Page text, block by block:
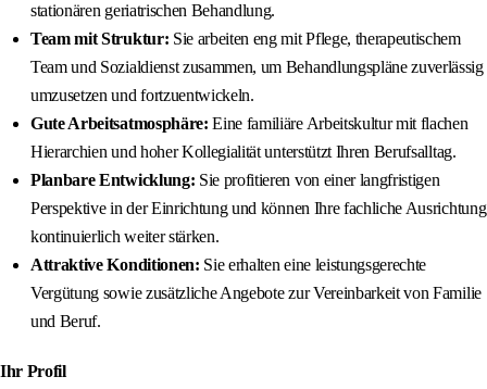
stationären geriatrischen Behandlung.
Team mit Struktur: Sie arbeiten eng mit Pflege, therapeutischem
Team und Sozialdienst zusammen, um Behandlungspläne zuverlässig
umzusetzen und fortzuentwickeln.
Gute Arbeitsatmosphäre: Eine familiäre Arbeitskultur mit flachen
Hierarchien und hoher Kollegialität unterstützt Ihren Berufsalltag.
Planbare Entwicklung: Sie profitieren von einer langfristigen
Perspektive in der Einrichtung und können Ihre fachliche Ausrichtung
kontinuierlich weiter stärken.
Attraktive Konditionen: Sie erhalten eine leistungsgerechte
Vergütung sowie zusätzliche Angebote zur Vereinbarkeit von Familie
und Beruf.
Ihr Profil